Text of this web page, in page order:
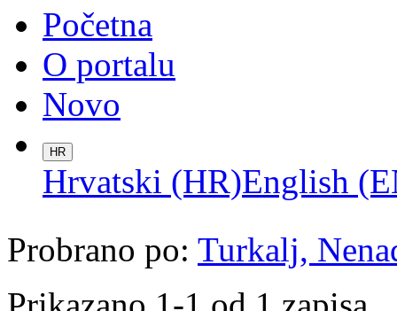
Početna
O portalu
Novo
HR
Hrvatski (HR)English
Probrano po: Turkalj,